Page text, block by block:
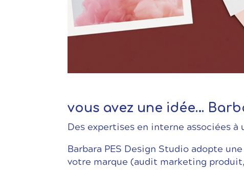
vous avez une idée…
Des expertises en interne associées à
Barbara PES Design Studio adopte
votre marque (audit marketing